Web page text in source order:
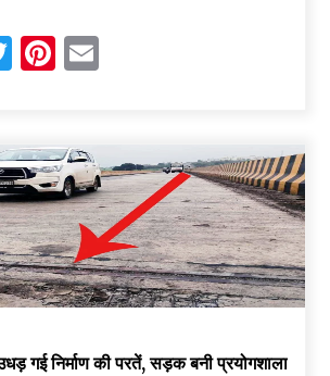
TwitterPinterest
Email
गई निर्माण की परतें, सड़क बनी प्रयोगशाला